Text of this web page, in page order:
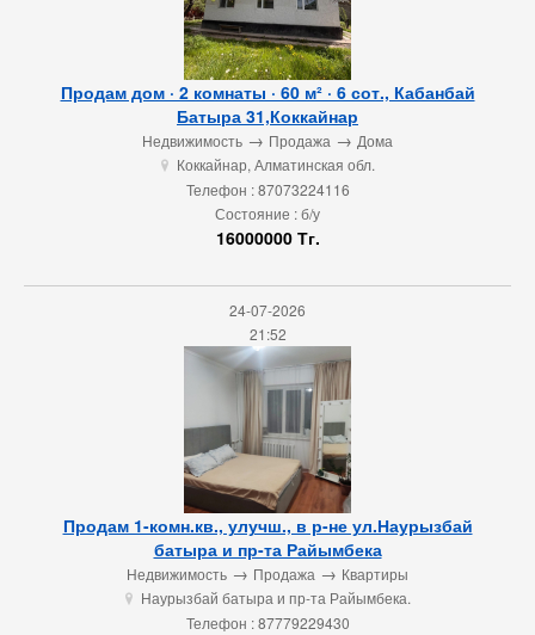
Продам дом · 2 комнаты · 60 м² · 6 сот., Кабанбай
Батыра 31,Коккайнар
Недвижимость → Продажа → Дома
u
Коккайнар, Алматинская обл.
Телефон : 87073224116
Состояние : б/у
16000000 Тг.
24-07-2026
21:52
Продам 1-комн.кв., улучш., в р-не ул.Наурызбай
батыра и пр-та Райымбека
Недвижимость → Продажа → Квартиры
u
Наурызбай батыра и пр-та Райымбека.
Телефон : 87779229430